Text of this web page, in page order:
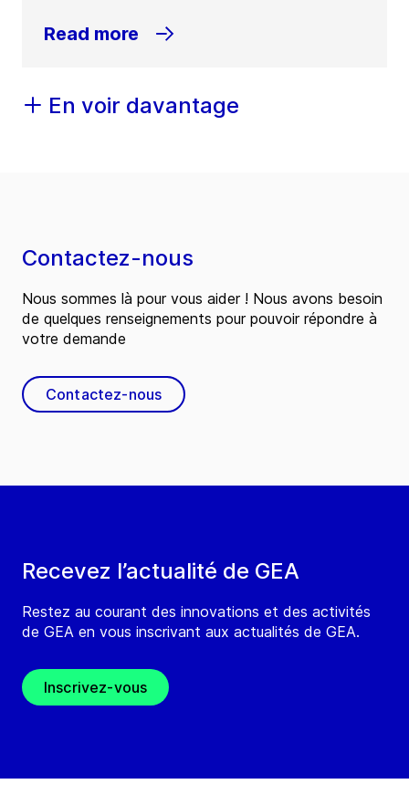
Read more
En voir davantage
Recevez l’actualité de GEA
Restez au courant des innovations et des activités
de GEA en vous inscrivant aux actualités de GEA.
Inscrivez-vous
Contactez-nous
Nous sommes là pour vous aider ! Nous avons besoin
de quelques renseignements pour pouvoir répondre à
votre demande
Contactez-nous